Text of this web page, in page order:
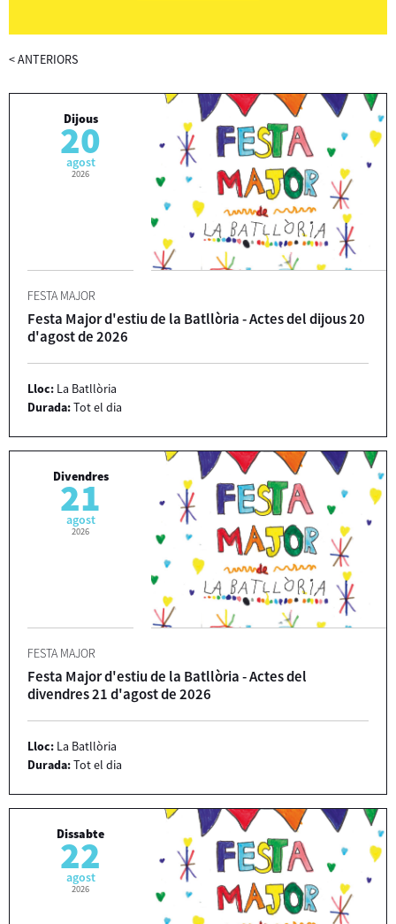
<ANTERIORS
Dijous
20
agost
2026
FESTA MAJOR
Festa Major d'estiu de la Batllòria - Actes del dijous 20
d'agost de 2026
Lloc: La Batllòria
Durada:Tot el dia
Divendres
21
agost
2026
FESTA MAJOR
Festa Major d'estiu de la Batllòria - Actes del
divendres 21 d'agost de 2026
Lloc: La Batllòria
Durada:Tot el dia
Dissabte
22
agost
2026